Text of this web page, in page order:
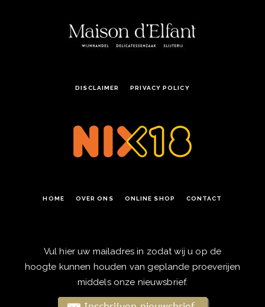
DISCLAIMER PRIVACY POLICY
HOME OVER ONS ONLINE SHOP CONTACT
Vul hier uw mailadres in zodat wij u op de
hoogte kunnen houden van geplande proeverijen
middels onze nieuwsbrief.